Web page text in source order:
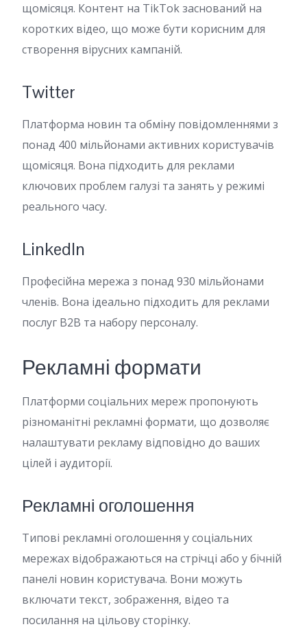
щомісяця. Контент на TikTok заснований на
коротких відео, що може бути корисним для
створення вірусних кампаній.
Twitter
Платформа новин та обміну повідомленнями з
понад 400 мільйонами активних користувачів
щомісяця. Вона підходить для реклами
ключових проблем галузі та занять у режимі
реального часу.
LinkedIn
Професійна мережа з понад 930 мільйонами
членів. Вона ідеально підходить для реклами
послуг B2B та набору персоналу.
Рекламні формати
Платформи соціальних мереж пропонують
різноманітні рекламні формати, що дозволяє
налаштувати рекламу відповідно до ваших
цілей і аудиторії.
Рекламні оголошення
Типові рекламні оголошення у соціальних
мережах відображаються на стрічці або у бічній
панелі новин користувача. Вони можуть
включати текст, зображення, відео та
посилання на цільову сторінку.